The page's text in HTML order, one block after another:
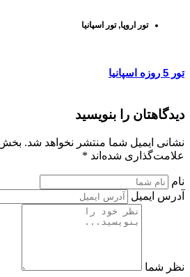
تور اروپا,تور اسپانیا
تور 5 روزه اسپانیا
دیدگاهتان را بنویسید
نشانی ایمیل شما منتشر نخواهد شد.
علامت‌گذاری شده‌اند *
نام
آدرس ایمیل
نظر شما